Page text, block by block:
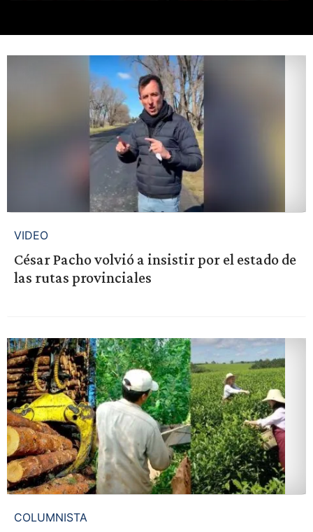
VIDEO
César Pacho volvió a insistir por el estado de
las rutas provinciales
COLUMNISTA